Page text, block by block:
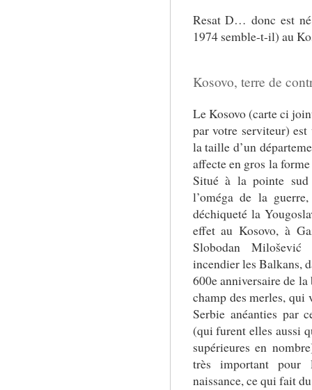
Resat D… donc est
1974 semble-t-il) au
Kosovo, terre de
Le Kosovo (carte ci
par votre serviteur)est
la taille d’un
affecte en gros la
Situé à la pointe
l’oméga de la
déchiqueté la
effet au Kosovo, à
Slobodan
incendier les Balkans,
600e anniversaire de
champ des merles, qui
Serbie anéanties par
(qui furent elles aussi
supérieures en
très important pour
naissance, ce qui fait